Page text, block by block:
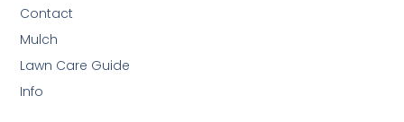
Contact
Mulch
Lawn Care Guide
Info